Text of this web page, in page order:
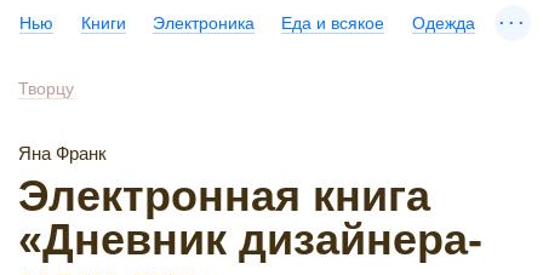
Нью Книги Электроника Еда и всякое Одежда ...
Творцу
Яна Франк
Электронная книга
«Дневник дизайнера-